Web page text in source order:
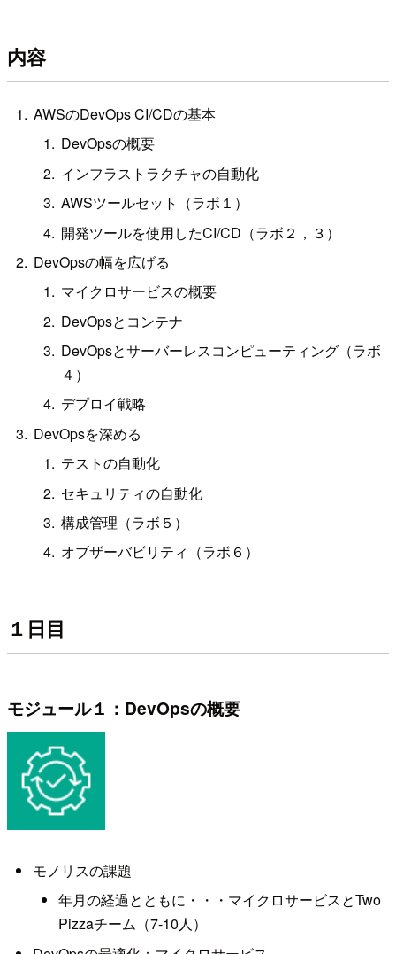
内容
AWSのDevOps CI/CDの基本
DevOpsの概要
インフラストラクチャの自動化
AWSツールセット（ラボ１）
開発ツールを使用したCI/CD（ラボ２，３）
DevOpsの幅を広げる
マイクロサービスの概要
DevOpsとコンテナ
DevOpsとサーバーレスコンピューティング（ラボ
４）
デプロイ戦略
DevOpsを深める
テストの自動化
セキュリティの自動化
構成管理（ラボ５）
オブザーバビリティ（ラボ６）
１日目
モジュール１：DevOpsの概要
モノリスの課題
年月の経過とともに・・・マイクロサービスとTwo
Pizzaチーム（7-10人）